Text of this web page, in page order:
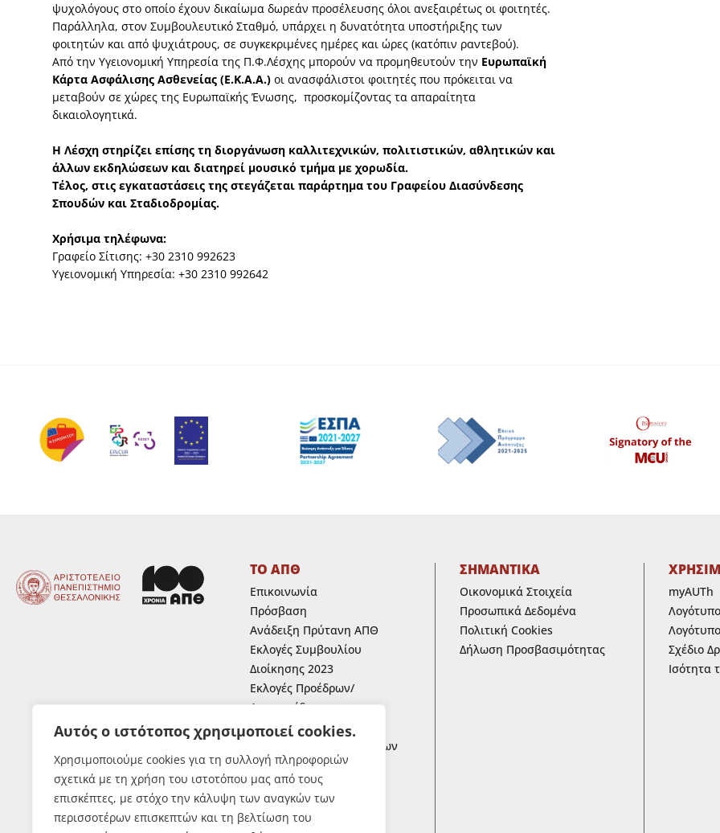
Αυτός ο ιστότοπος χρησιμοποιεί cookies.
Χρησιμοποιούμε cookies για τη συλλογή πληροφοριών
σχετικά με τη χρήση του ιστοτόπου μας από τους
επισκέπτες, με στόχο την κάλυψη των αναγκών των
περισσοτέρων επισκεπτών και τη βελτίωση του
ψυχολόγους στο οποίο έχουν δικαίωμα δωρεάν προσέλευσης όλοι ανεξαιρέτως οι φοιτητές.
Παράλληλα, στον Συμβουλευτικό Σταθμό, υπάρχει η δυνατότητα υποστήριξης των
φοιτητών και από ψυχιάτρους, σε συγκεκριμένες ημέρες και ώρες (κατόπιν ραντεβού).
Από την Υγειονομική Υπηρεσία της Π.Φ.Λέσχης μπορούν να προμηθευτούν την Ευρωπαϊκή
Κάρτα Ασφάλισης Ασθενείας (Ε.Κ.Α.Α.)οι ανασφάλιστοι φοιτητές που πρόκειται να
μεταβούν σε χώρες της Ευρωπαϊκής Ένωσης, προσκομίζοντας τα απαραίτητα
δικαιολογητικά.
Η Λέσχη στηρίζει επίσης τη διοργάνωση καλλιτεχνικών, πολιτιστικών, αθλητικών και
άλλων εκδηλώσεων και διατηρεί μουσικό τμήμα με χορωδία.
Τέλος, στις εγκαταστάσεις της στεγάζεται παράρτημα του Γραφείου Διασύνδεσης
Σπουδών και Σταδιοδρομίας.
Χρήσιμα τηλέφωνα:
Γραφείο Σίτισης: +30 2310 992623
Υγειονομική Υπηρεσία: +30 2310 992642
ΤΟ ΑΠΘ
Επικοινωνία
Πρόσβαση
Ανάδειξη Πρύτανη ΑΠΘ
Εκλογές Συμβουλίου
Διοίκησης 2023
Εκλογές Προέδρων/
Αντιπροέδρων
Ανάδειξη Κοσμητόρων
Ανάδειξη εκπροσώπων των
μελών Ε.Ε.Π.,Ε.ΔΙ.Π. ΚΑΙ
Ε.Τ.Ε.Π. στα συλλογικά
όργανα του Α.Π.Θ.
Εκλογές Φοιτητών
ΣΗΜΑΝΤΙΚΑ
Οικονομικά Στοιχεία
Προσωπικά Δεδομένα
Πολιτική Cookies
Δήλωση Προσβασιμότητας
myAUTh
Σχέδιο
Ισότητα